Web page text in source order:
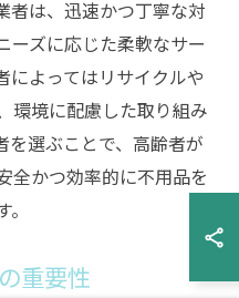
者は、迅速かつ丁寧な対
ーズに応じた柔軟なサー
によってはリサイクルや
環境に配慮した取り組み
を選ぶことで、高齢者が
全かつ効率的に不用品を
重要性